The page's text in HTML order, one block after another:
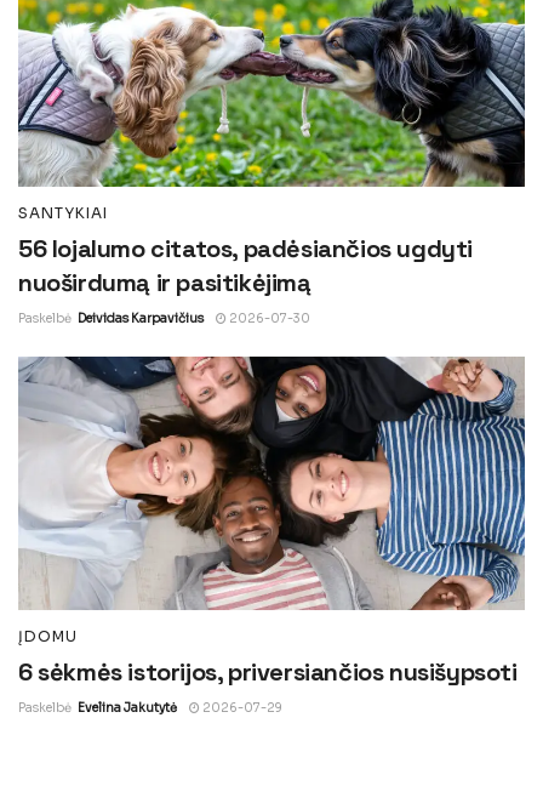
SANTYKIAI
56 lojalumo citatos, padėsiančios ugdyti
nuoširdumą ir pasitikėjimą
Paskelbė Deividas Karpavičius 2026-07-30
ĮDOMU
6 sėkmės istorijos, priversiančios nusišypsoti
Paskelbė Evelina Jakutytė 2026-07-29